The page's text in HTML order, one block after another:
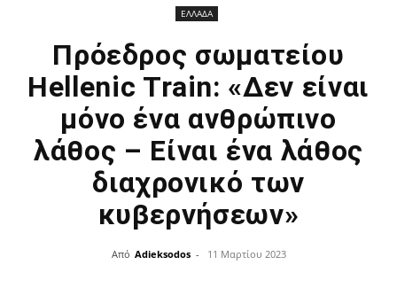
ΕΛΛΑΔΑ
Πρόεδρος σωματείου
Hellenic Train: «Δεν είναι
μόνο ένα ανθρώπινο
λάθος – Είναι ένα λάθος
διαχρονικό των
κυβερνήσεων»
Από Adieksodos - 11 Μαρτίου 2023